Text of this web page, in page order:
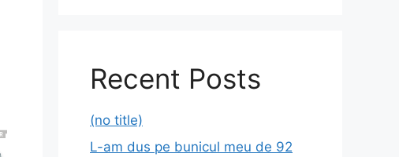
Recent Posts
(no title)
L-am dus pe bunicul meu de 92